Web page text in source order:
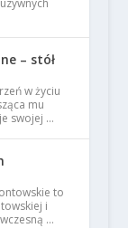
– stół
w życiu
mu
swojej …
to
i
…